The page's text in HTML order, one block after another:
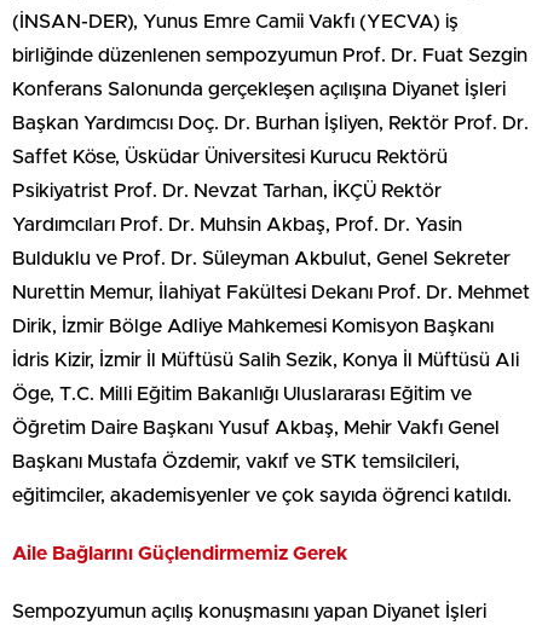
(İNSAN-DER), Yunus Emre Camii Vakfı (YECVA) iş
birliğinde düzenlenen sempozyumun Prof. Dr. Fuat Sezgin
Konferans Salonunda gerçekleşen açılışına Diyanet İşleri
Başkan Yardımcısı Doç. Dr. Burhan İşliyen, Rektör Prof. Dr.
Saffet Köse, Üsküdar Üniversitesi Kurucu Rektörü
Psikiyatrist Prof. Dr. Nevzat Tarhan, İKÇÜ Rektör
Yardımcıları Prof. Dr. Muhsin Akbaş, Prof. Dr. Yasin
Bulduklu ve Prof. Dr. Süleyman Akbulut, Genel Sekreter
Nurettin Memur, İlahiyat Fakültesi Dekanı Prof. Dr. Mehmet
Dirik, İzmir Bölge Adliye Mahkemesi Komisyon Başkanı
İdris Kizir, İzmir İl Müftüsü Salih Sezik, Konya İl Müftüsü Ali
Öge, T.C. Milli Eğitim Bakanlığı Uluslararası Eğitim ve
Öğretim Daire Başkanı Yusuf Akbaş, Mehir Vakfı Genel
Başkanı Mustafa Özdemir, vakıf ve STK temsilcileri,
eğitimciler, akademisyenler ve çok sayıda öğrenci katıldı.
Aile Bağlarını Güçlendirmemiz Gerek
Sempozyumun açılış konuşmasını yapan Diyanet İşleri